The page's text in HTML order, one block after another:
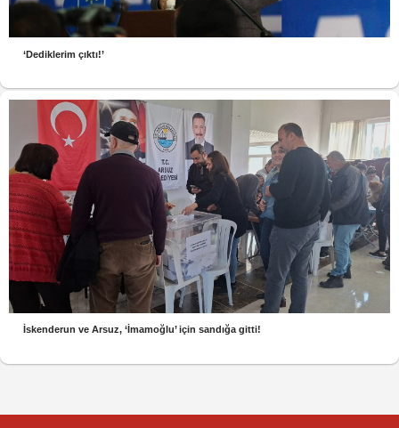
‘Dediklerim çıktı!’
İskenderun ve Arsuz, ‘İmamoğlu’ için sandığa gitti!